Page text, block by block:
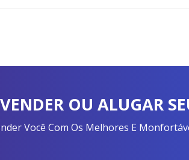
OU ALUGAR
Você Com Os Melhores E